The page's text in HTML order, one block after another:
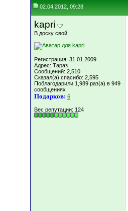
02.04.2012, 09:28
kapri
В доску свой
Регистрация: 31.01.2009
Адрес: Тараз
Сообщений: 2,510
Сказал(а) спасибо: 2,595
Поблагодарили 1,989 раз(а) в 949
сообщениях
Подарков: 6
Вес репутации: 124